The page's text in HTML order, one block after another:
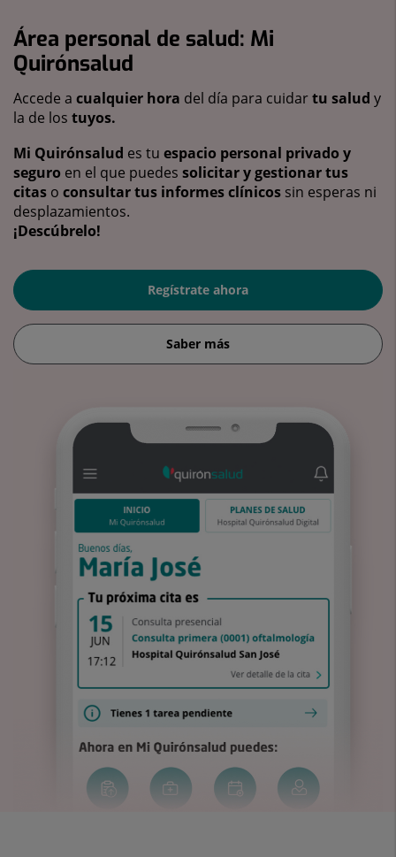
Área personal de salud: Mi
Quirónsalud
Accede a cualquier hora del día para cuidartu salud y
la de los tuyos.
Mi Quirónsalud es tu espacio personal privado y
seguro en el que puedes solicitar y gestionar tus
citas o consultar tus informes clínicos sin esperas ni
desplazamientos.
¡Descúbrelo!
Regístrate ahora
Saber más